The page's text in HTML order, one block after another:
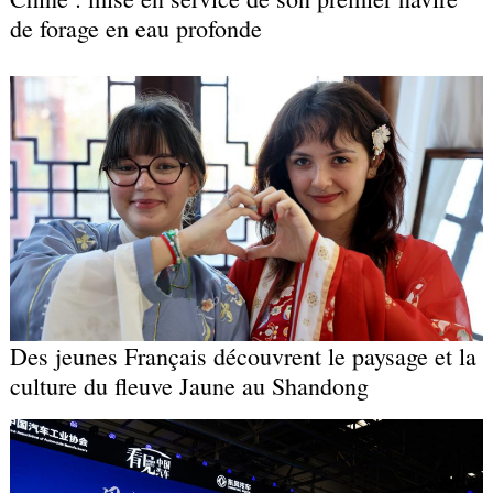
de forage en eau profonde
Des jeunes Français découvrent le paysage et la
culture du fleuve Jaune au Shandong